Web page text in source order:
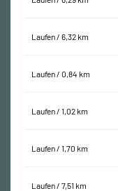
Laufen / 6,32 km
Laufen / 0,84 km
Laufen / 1,02 km
Laufen / 1,70 km
Laufen / 7,51 km